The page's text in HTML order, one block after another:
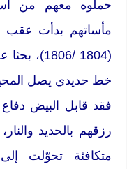
حملوه معهم من
مأساتهم بدأت عقب
(1804 /
خط حديدي يصل
فقد قابل البيض
رزقهم بالحديد
متكافئة تحوّلت